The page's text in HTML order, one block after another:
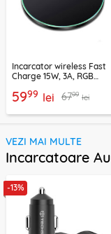
Incarcator wireless Fast
Charge 15W, 3A, RGB
CHWR031
5999 lei 6799 lei
VEZI MAI MULTE
Incarcatoare
-13%